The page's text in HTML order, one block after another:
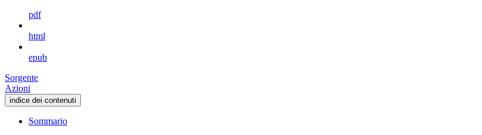
pdf
html
epub
Sorgente
Azioni
indice dei contenuti
Sommario